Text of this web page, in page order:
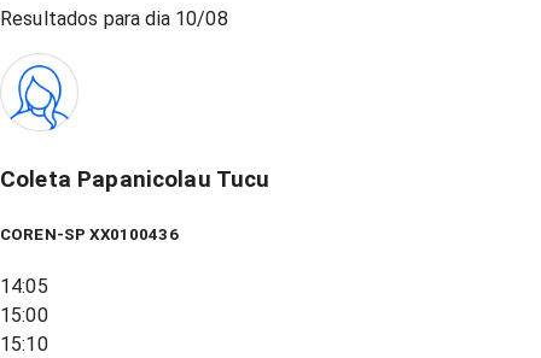
Resultados para dia 10/08
Coleta Papanicolau Tucu
COREN-SP XX0100436
14:05
15:00
15:10